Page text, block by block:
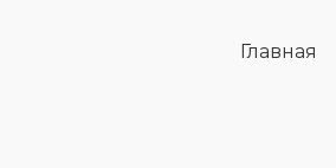
Главная